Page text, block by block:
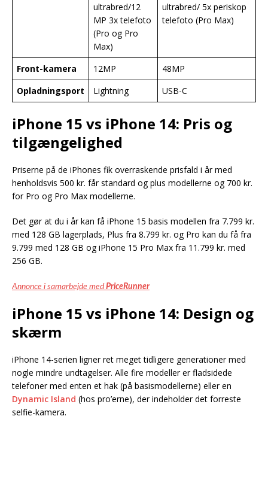
ultrabred/12
MP 3x telefoto
(Pro og Pro
Max)
ultrabred/ 5x periskop
telefoto (Pro Max)
Front-kamera 12MP
48MP
Opladningsport
Lightning USB-C
iPhone 15 vs iPhone 14: Pris og
tilgængelighed
Priserne på de iPhones fik overraskende prisfald i år med
henholdsvis 500 kr. får standard og plus modellerne og 700 kr.
for Pro og Pro Max modellerne.
Det gør at du i år kan få iPhone 15 basis modellen fra 7.799 kr.
med 128 GB lagerplads, Plus fra 8.799 kr. og Pro kan du få fra
9.799 med 128 GB og iPhone 15 Pro Max fra 11.799 kr. med
256 GB.
Annonce i samarbejde med PriceRunner
iPhone 15 vs iPhone 14: Design og
skærm
iPhone 14-serien ligner ret meget tidligere generationer med
nogle mindre undtagelser. Alle fire modeller er fladsidede
telefoner med enten et hak (på basismodellerne) eller en
Dynamic Island (hos pro’erne), der indeholder det forreste
selfie-kamera.